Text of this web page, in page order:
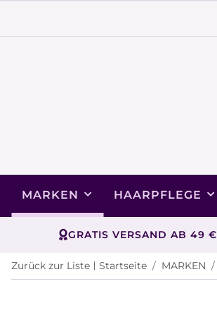
MARKEN HAARPFLEGE
GRATIS VERSAND AB 49 €
Zurück zur Liste Startseite MARKEN